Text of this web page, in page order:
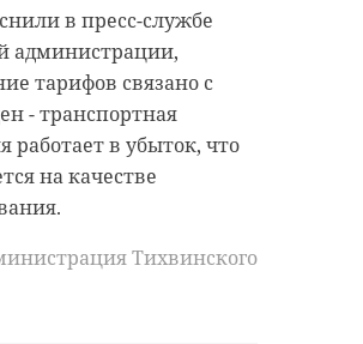
в пресс-службе
администрации,
тарифов связано с
- транспортная
работает в убыток, что
на качестве
Тихвинского
состязания
ушу, который
обилием
элементов. В
февраля, будут
лучших в
виде - кунг-фу.
без прямого
контура
здравоохранения
Вскоре его
и современный
центр,
в Гатчинском
планах - возвести новый
О развитии
медицины
области